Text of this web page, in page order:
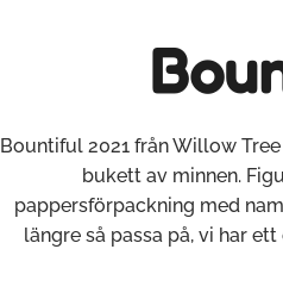
Bountiful 2021 från Willow
bukett av minnen.
pappersförpackning med
längre så passa på, vi har